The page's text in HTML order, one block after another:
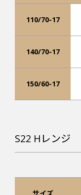
110/70-17
140/70-17
150/60-17
S22 Hレンジ